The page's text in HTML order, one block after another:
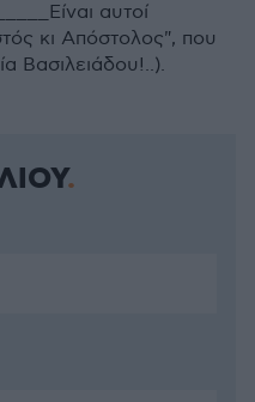
αυτοί
κι Απόστολος", που
Βασιλειάδου!..).